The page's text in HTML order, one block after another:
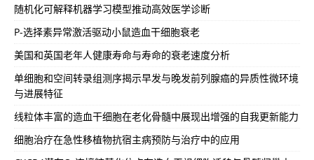
随机化可解释机器学习模型推动高效医学诊断
P-选择素异常激活驱动小鼠造血干细胞衰老
美国和英国老年人健康寿命与寿命的衰老速度分析
单细胞和空间转录组测序揭示早发与晚发前列腺癌的异质性微环境
与进展特征
线粒体丰富的造血干细胞在老化骨髓中展现出增强的自我更新能力
细胞治疗在急性移植物抗宿主病预防与治疗中的应用